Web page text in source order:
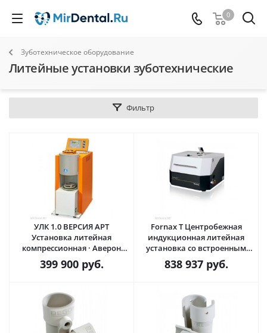
0
Зуботехническое оборудование
Литейные установки зуботехнические
Фильтр
УЛК 1.0 ВЕРСИЯ АРТ
Установка литейная
компрессионная · Аверон
(ВЕГА-ПРО) Россия
399 900руб.
Fornax T Центробежная
индукционная литейная
установка со встроенным
охлаждением · Bego
(Германия)
838 937руб.